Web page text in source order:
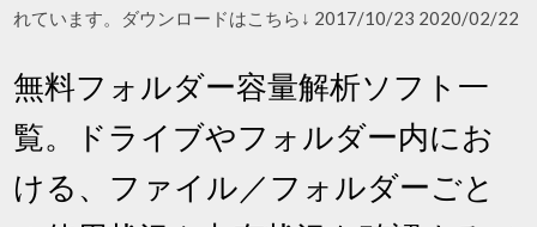
れています。ダウンロードはこちら↓ 2017/10/23 2020/02/22
無料フォルダー容量解析ソフト一
覧。ドライブやフォルダー内にお
ける、ファイル／フォルダーごと